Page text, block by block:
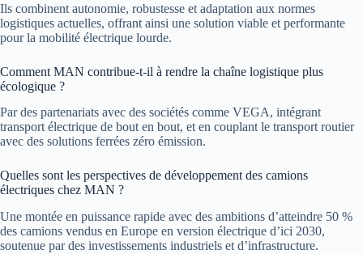
Ils combinent autonomie, robustesse et adaptation aux normes
logistiques actuelles, offrant ainsi une solution viable et performante
pour la mobilité électrique lourde.
Comment MAN contribue-t-il à rendre la chaîne logistique plus
écologique ?
Par des partenariats avec des sociétés comme VEGA, intégrant
transport électrique de bout en bout, et en couplant le transport routier
avec des solutions ferrées zéro émission.
Quelles sont les perspectives de développement des camions
électriques chez MAN ?
Une montée en puissance rapide avec des ambitions d’atteindre 50 %
des camions vendus en Europe en version électrique d’ici 2030,
soutenue par des investissements industriels et d’infrastructure.